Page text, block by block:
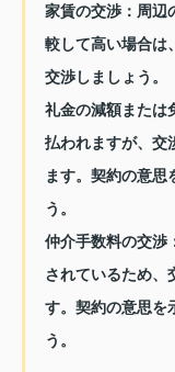
家賃の交渉： 周辺
較して高い場合は
交渉しましょう。
礼金の減額または
払われますが、交
ます。契約の意思
う。
仲介手数料の交渉
されているため、
す。契約の意思を
う。